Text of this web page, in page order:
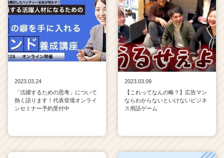
2023.03.24
「活躍するための思考」について
熱く語ります！代表登壇オンライ
ンセミナー予約受付中
2023.03.09
【これってなんの略？】広告マン
ならわからないといけないビジネ
ス用語ゲーム